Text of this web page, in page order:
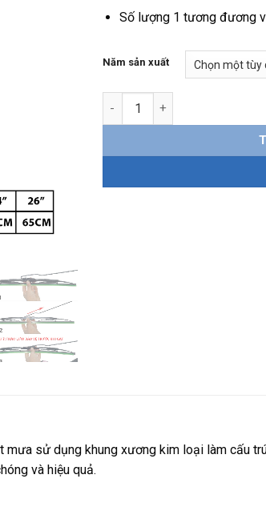
Số lượng 1 tương đương
Năm sản xuất
Gạt mưa xe Nissan Grand
sử dụng khung xương kim loại làm cấu
và hiệu quả.